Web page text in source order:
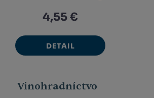
4,55 €
DETAIL
Vinohradníctvo